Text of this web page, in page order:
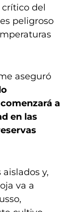
del
peligroso
aseguró
a
en las
y,
va a